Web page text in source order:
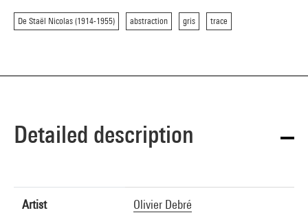
De Staël Nicolas (1914-1955) abstraction gris trace
Detailed description
Artist
Olivier Debré